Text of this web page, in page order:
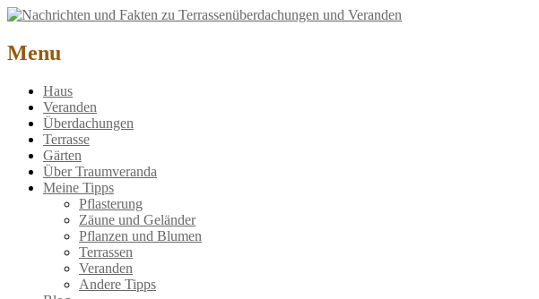
Nachrichten und Fakten zu Terrassenüberdachungen und Veranden
Menu
Haus
Veranden
Überdachungen
Terrasse
Gärten
Über Traumveranda
Meine Tipps
Pflasterung
Zäune und Geländer
Pflanzen und Blumen
Terrassen
Veranden
Andere Tipps